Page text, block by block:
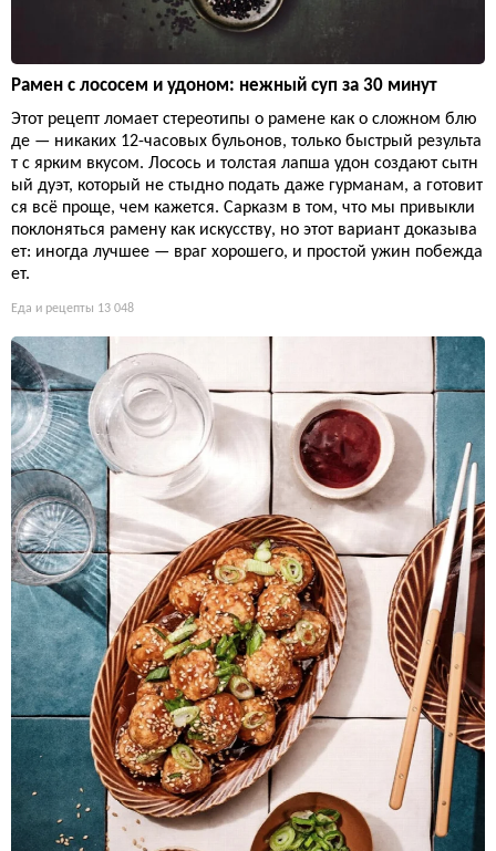
Рамен с лососем и удоном: нежный суп за 30 минут
Этот рецепт ломает стереотипы о рамене как о сложном блю
де — никаких 12-часовых бульонов, только быстрый результа
т с ярким вкусом. Лосось и толстая лапша удон создают сытн
ый дуэт, который не стыдно подать даже гурманам, а готовит
ся всё проще, чем кажется. Сарказм в том, что мы привыкли
поклоняться рамену как искусству, но этот вариант доказыва
ет: иногда лучшее — враг хорошего, и простой ужин побежда
ет.
Еда и рецепты 13 048